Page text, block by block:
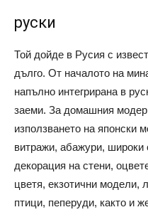
руски
Той дойде в Русия с
дълго. От началото на
напълно интегрирана в
заеми. За домашния
използването на японски
витражи, абажури, широки
декорация на стени,
цветя, екзотични модели,
птици, пеперуди, както и